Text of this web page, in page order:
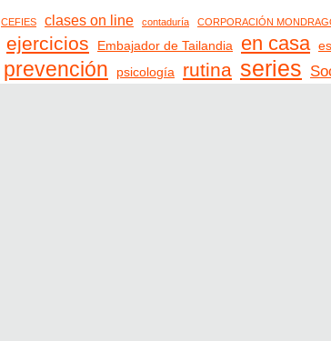
CEFIES clases on line contaduría CORPORACIÓN
ejercicios Embajador de Tailandia en casa
prevención psicología rutina series